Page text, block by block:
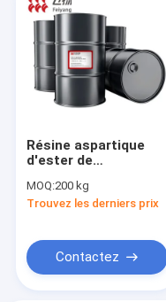
Résine aspartique
d'ester de
pour les adhésifs et
les matériaux de
MOQ:200 kg
Trouvez les derniers prix
Contactez